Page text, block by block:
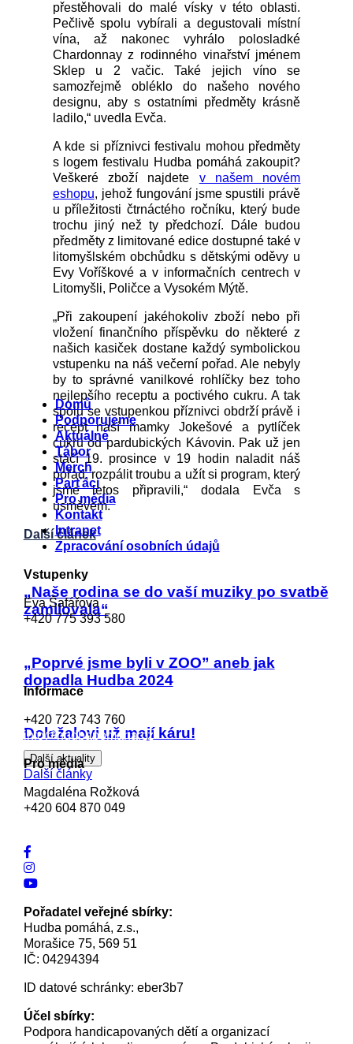
přestěhovali do malé vísky v této oblasti.
Pečlivě spolu vybírali a degustovali místní
vína, až nakonec vyhrálo polosladké
Chardonnay z rodinného vinařství jménem
Sklep u 2 vačic. Také jejich víno se
samozřejmě obléklo do našeho nového
designu, aby s ostatními předměty krásně
ladilo,“ uvedla Evča.
A kde si příznivci festivalu mohou předměty
s logem festivalu Hudba pomáhá zakoupit?
Veškeré zboží najdete v našem novém
eshopu, jehož fungování jsme spustili právě
u příležitosti čtrnáctého ročníku, který bude
trochu jiný než ty předchozí. Dále budou
předměty z limitované edice dostupné také v
litomyšlském obchůdku s dětskými oděvy u
Evy Voříškové a v informačních centrech v
Litomyšli, Poličce a Vysokém Mýtě.
„Při zakoupení jakéhokoliv zboží nebo při
vložení finančního příspěvku do některé z
našich kasiček dostane každý symbolickou
vstupenku na náš večerní pořad. Ale nebyly
by to správné vanilkové rohlíčky bez toho
nejlepšího receptu a poctivého cukru. A tak
spolu se vstupenkou příznivci obdrží právě i
recept naší mamky Jokešové a pytlíček
cukru od pardubických Kávovin. Pak už jen
stačí 19. prosince v 19 hodin naladit náš
pořad, rozpálit troubu a užít si program, který
jsme letos připravili,“ dodala Evča s
úsměvem.
Další článek
„Naše rodina se do vaší muziky po svatbě
zamilovala“
„Poprvé jsme byli v ZOO” aneb jak
dopadla Hudba 2024
Doležalovi už mají káru!
Další aktuality
Další články
MenuDomů
Podporujeme
Aktuálně
Tábor
Merch
Parťáci
Pro média
Kontakt
Intranet
Zpracování osobních údajů
Vstupenky
Eva Šafářova
+420 775 393 580
Informace
+420 723 743 760
info@hudbapomaha.cz
Pro média
Magdaléna Rožková
+420 604 870 049
Pořadatel veřejné sbírky:
Hudba pomáhá, z.s.,
Morašice 75, 569 51
IČ: 04294394
ID datové schránky: eber3b7
Účel sbírky:
Podpora handicapovaných dětí a organizací